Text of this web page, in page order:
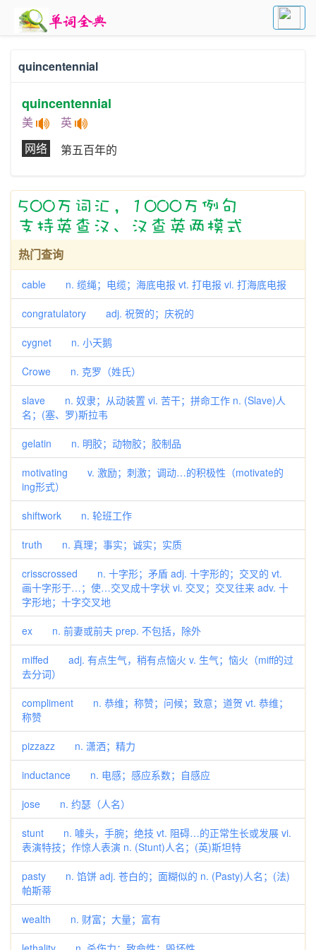
quincentennial
quincentennial
美 英
网络 第五百年的
热门查询
cable n. 缆绳；电缆；海底电报 vt. 打电报 vi. 打海底电报
congratulatory adj. 祝贺的；庆祝的
cygnet n. 小天鹅
Crowe n. 克罗（姓氏）
slave n. 奴隶；从动装置 vi. 苦干；拼命工作 n. (Slave)人
名；(塞、罗)斯拉韦
gelatin n. 明胶；动物胶；胶制品
motivating v. 激励；刺激；调动…的积极性（motivate的
ing形式）
shiftwork n. 轮班工作
truth n. 真理；事实；诚实；实质
crisscrossed n. 十字形；矛盾 adj. 十字形的；交叉的 vt.
画十字形于…；使…交叉成十字状 vi. 交叉；交叉往来 adv. 十
字形地；十字交叉地
ex n. 前妻或前夫 prep. 不包括，除外
miffed adj. 有点生气，稍有点恼火 v. 生气；恼火（miff的过
去分词）
compliment n. 恭维；称赞；问候；致意；道贺 vt. 恭维；
称赞
pizzazz n. 潇洒；精力
inductance n. 电感；感应系数；自感应
jose n. 约瑟（人名）
stunt n. 噱头，手腕；绝技 vt. 阻碍…的正常生长或发展 vi.
表演特技；作惊人表演 n. (Stunt)人名；(英)斯坦特
pasty n. 馅饼 adj. 苍白的；面糊似的 n. (Pasty)人名；(法)
帕斯蒂
wealth n. 财富；大量；富有